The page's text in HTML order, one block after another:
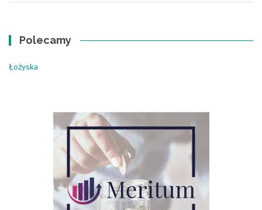
Polecamy
Łożyska